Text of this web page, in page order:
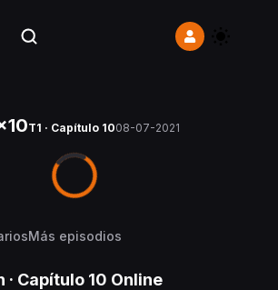
T1 · Capítulo 1008-07-2021
Más episodios
· Capítulo 10 Online